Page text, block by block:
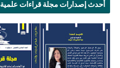
أحدث إصدارات مجلة قراءات علمية